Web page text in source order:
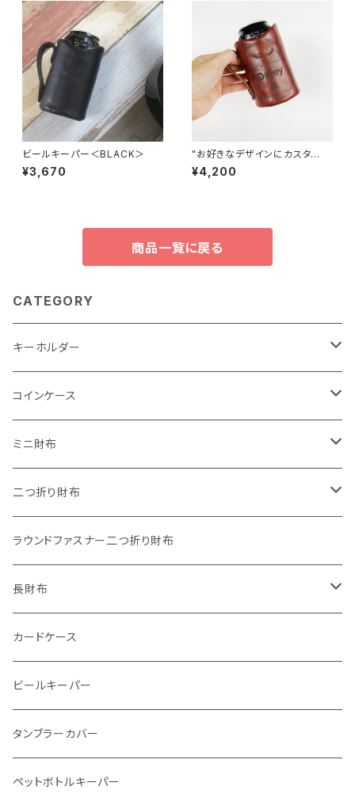
ビールキーパー＜BLACK＞
¥3,670
"お好きなデザインにカスタ
ム" 缶風ビールキーパー＜Bro
wn＞
¥4,200
商品一覧に戻る
CATEGORY
キーホルダー
"子供の絵"キーホルダー
"餞別"キーホルダー
"うちの子"ペットキーホルダー
コインケース
ワンタッチコインケース ブライドルレザー
ワンタッチコインケース ブッテーロ
ワンタッチコインケース 国産革
ファスナーコインケース
ミニ財布
"Jack"マイクロウォレット(三つ折り式)
"Ripper"マイクロウォレット(三つ折り式)
二つ折り財布
"Basic"アートウォレット
番外編Basicアートウォレット (インポート革版)
スキニーウォレット
ストーンウォレット
メタルウォレット
インビジブルウォレット
イントレチャート 編み込みアートウォレット
ラウンドファスナー二つ折り財布
長財布
折り財布
L字ファスナー
柔らか革財布
イントレチャート
カードケース
ビールキーパー
タンブラーカバー
ペットボトルキーパー